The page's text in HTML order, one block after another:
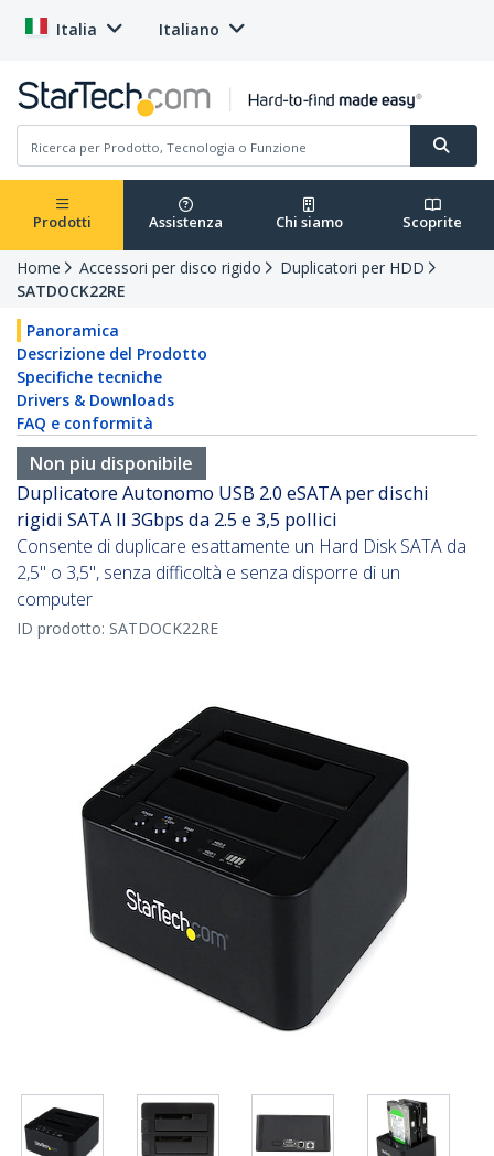
Italia Italiano
Prodotti Assistenza Chi siamo Scoprite
Home Accessori per disco rigido
Duplicatori per HDD
SATDOCK22RE
Panoramica
Descrizione del Prodotto
Specifiche tecniche
Drivers & Downloads
FAQ e conformità
Non piu disponibile
Duplicatore Autonomo USB 2.0 eSATA per dischi
rigidi SATA II 3Gbps da 2.5 e 3,5 pollici
Consente di duplicare esattamente un Hard Disk SATA da
2,5" o 3,5", senza difficoltà e senza disporre di un
computer
ID prodotto: SATDOCK22RE